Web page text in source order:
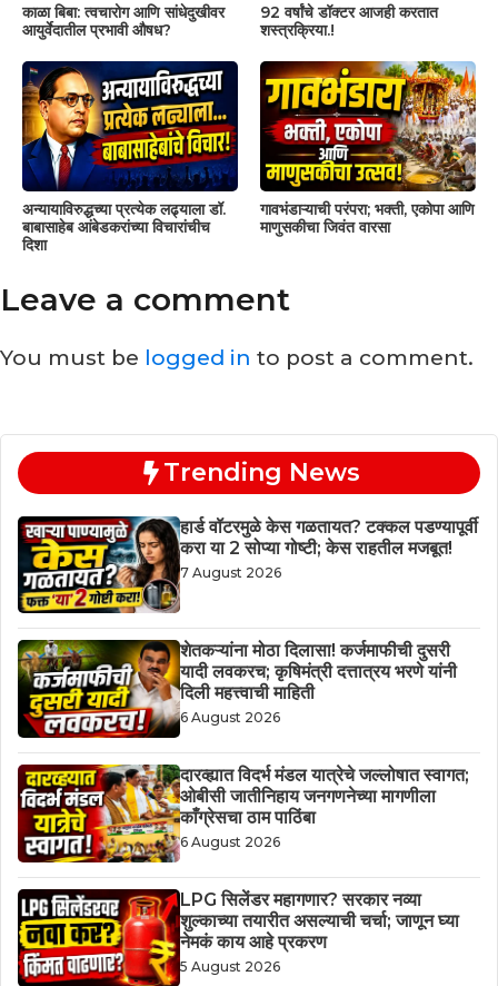
काळा बिबा: त्वचारोग आणि सांधेदुखीवर
आयुर्वेदातील प्रभावी औषध?
92 वर्षांचे डॉक्टर आजही करतात
शस्त्रक्रिया.!
अन्यायाविरुद्धच्या प्रत्येक लढ्याला डॉ.
बाबासाहेब आंबेडकरांच्या विचारांचीच
दिशा
गावभंडाऱ्याची परंपरा; भक्ती, एकोपा आणि
माणुसकीचा जिवंत वारसा
Leave a comment
You must be logged in to post a comment.
Trending News
हार्ड वॉटरमुळे केस गळतायत? टक्कल पडण्यापूर्वी
करा या 2 सोप्या गोष्टी; केस राहतील मजबूत!
7 August 2026
शेतकऱ्यांना मोठा दिलासा! कर्जमाफीची दुसरी
यादी लवकरच; कृषिमंत्री दत्तात्रय भरणे यांनी
दिली महत्त्वाची माहिती
6 August 2026
दारव्ह्यात विदर्भ मंडल यात्रेचे जल्लोषात स्वागत;
ओबीसी जातीनिहाय जनगणनेच्या मागणीला
काँग्रेसचा ठाम पाठिंबा
6 August 2026
LPG सिलेंडर महागणार? सरकार नव्या
शुल्काच्या तयारीत असल्याची चर्चा; जाणून घ्या
नेमकं काय आहे प्रकरण
5 August 2026